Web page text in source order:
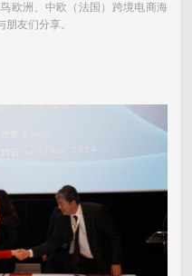
欧洲、中欧（法国）跨境电商海
友们分享。